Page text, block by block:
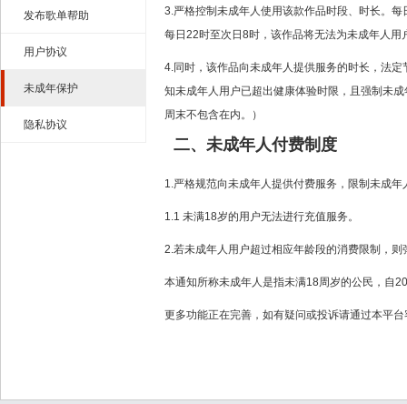
发布歌单帮助
用户协议
未成年保护
隐私协议
3.严格控制未成年人使用该款作品时段、时长。
每日22时至次日8时，该作品将无法为未成年人
4.同时，该作品向未成年人提供服务的时长，法
知未成年人用户已超出健康体验时限，且强制未
周末不包含在内。）
二、未成年人付费制度
1.严格规范向未成年人提供付费服务，限制未成
1.1 未满18岁的用户无法进行充值服务。
2.若未成年人用户超过相应年龄段的消费限制，
本通知所称未成年人是指未满18周岁的公民，自
更多功能正在完善，如有疑问或投诉请通过本平